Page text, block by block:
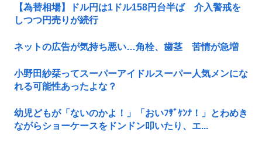
【為替相場】ドル円は1ドル158円台半ば 介入警戒を
しつつ円売りが続行
ネットの広告が気持ち悪い…角栓、歯茎 苦情が急増
小野田紗栞ってスーパーアイドルスーパー人気メンにな
れる可能性あったよな？
幼児どもが「ないのかよ！」「おいﾌｻﾞｹﾝﾅ！」とわめき
ながらショーケースをドンドン叩いたり、エ...